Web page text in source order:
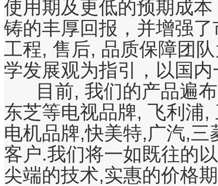
使用期及更低的预期成
铸的丰厚回报，并增强
工程, 售后, 品质保障团
学发展观为指引，以国
目前, 我们的产品遍布
东芝等电视品牌, 飞利浦
电机品牌,快美特,广汽,
客户.我们将一如既往的
尖端的技术,实惠的价格